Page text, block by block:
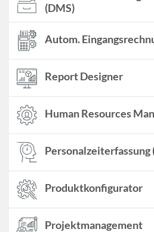
(DMS)
Autom.
Report Designer
Human Resources
Personalzeiterfassung
Produktkonfigurator
Projektmanagement